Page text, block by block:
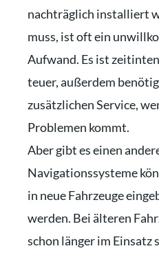
nachträglich installiert
muss, ist oft ein
Aufwand. Es ist
teuer, außerdem
zusätzlichen Service,
Problemen kommt.
Aber gibt es einen
Navigationssysteme
in neue Fahrzeuge
werden. Bei älteren
schon länger im Einsatz